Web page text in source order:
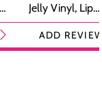
Jelly Vinyl, Lip
Cream Glossy
Ringan
ADD